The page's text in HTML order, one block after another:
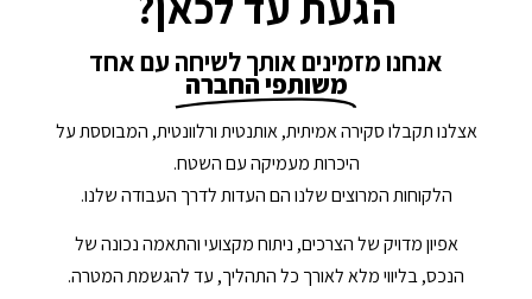
אנחנו מזמינים אותך לשיחה עם אחד
משותפי החברה
אצלנו תקבלו סקירה אמיתית, אותנטית ורלוונטית, המבוססת על
היכרות מעמיקה עם השטח.
הלקוחות המרוצים שלנו הם העדות לדרך העבודה שלנו.
אפיון מדויק של הצרכים, ניתוח מקצועי והתאמה נכונה של
הנכס, בליווי מלא לאורך כל התהליך, עד להגשמת המטרה.